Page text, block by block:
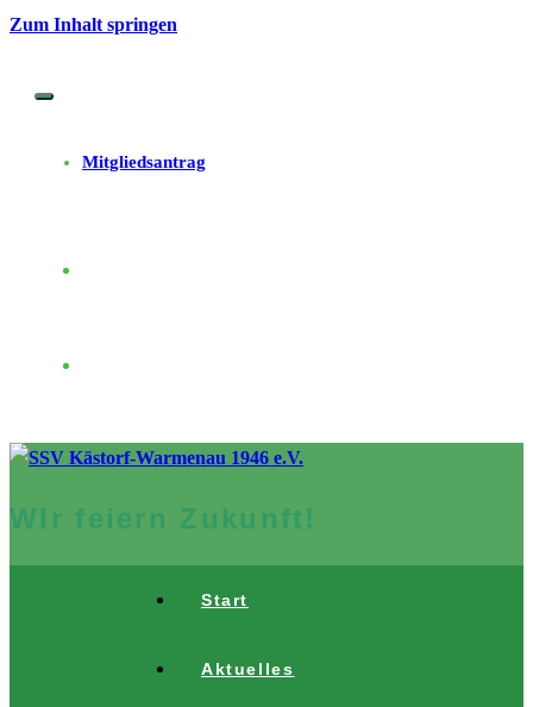
Zum Inhalt springen
Mitgliedsantrag
WIr feiern Zukunft!
Start
Aktuelles